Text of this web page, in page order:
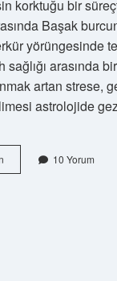
korktuğu bir
Başak
yörüngesinde
sağlığı arasında
artan strese,
astrolojide
Da
10 Yorum